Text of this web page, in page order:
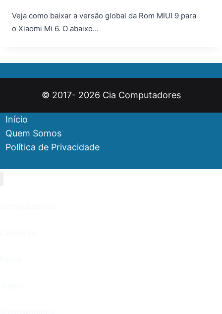
Veja como baixar a versão global da Rom MIUI 9 para
o Xiaomi Mi 6. O abaixo…
© 2017- 2026 Cia Computadores
Início
Quem Somos
Política de Privacidade